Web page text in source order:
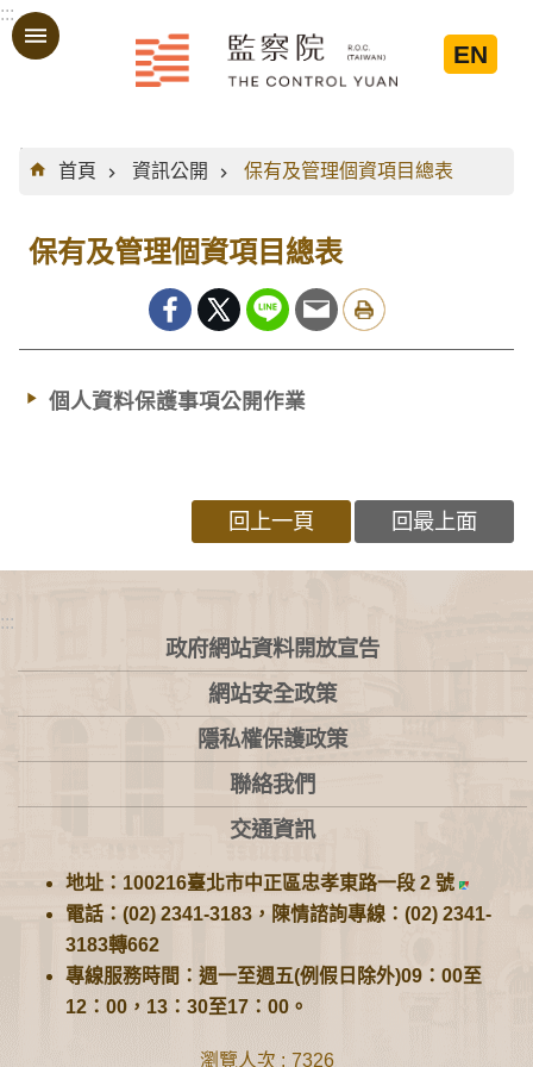
跳到主要內容區塊
:::
EN
:::
首頁
資訊公開 保有及管理個資項目總表
保有及管理個資項目總表
個人資料保護事項公開作業
回上一頁 回最上面
:::
政府網站資料開放宣告
網站安全政策
隱私權保護政策
聯絡我們
交通資訊
地址：100216臺北市中正區忠孝東路一段 2 號
電話：(02) 2341-3183，陳情諮詢專線：(02) 2341-
3183轉662
專線服務時間：週一至週五(例假日除外)09：00至
12：00，13：30至17：00。
瀏覽人次 7326